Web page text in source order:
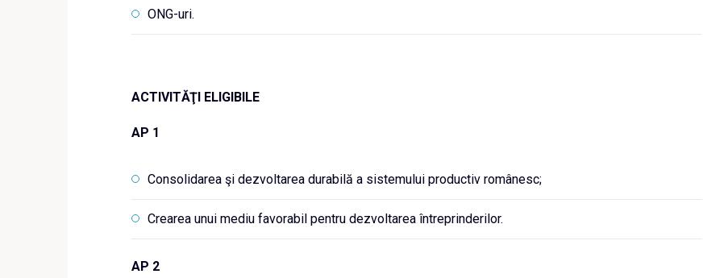
ONG-uri.
ACTIVITĂŢI ELIGIBILE
AP 1
Consolidarea şi dezvoltarea durabilă a sistemului productiv românesc;
Crearea unui mediu favorabil pentru dezvoltarea întreprinderilor.
AP 2